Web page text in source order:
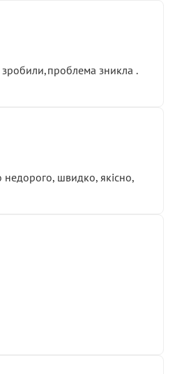
зробили,проблема зникла .
недорого, швидко, якісно,